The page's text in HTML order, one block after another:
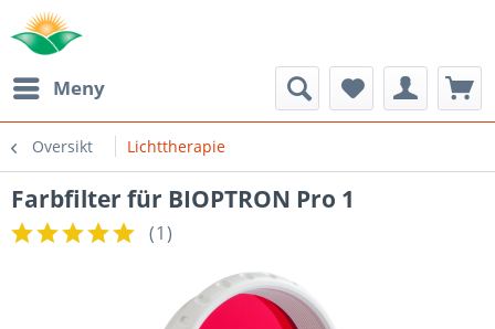
Meny
Oversikt Lichttherapie
Farbfilter für BIOPTRON Pro 1
(1)